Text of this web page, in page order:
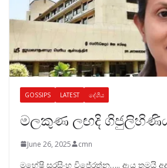
GOSSIPS LATEST දේශීය
මලකුණ ලඟදි ගිජුලිහිණිය
June 26, 2025 cmn
මහේෂි සූරසිංහ විජේරත්න….. ඇය තමයි